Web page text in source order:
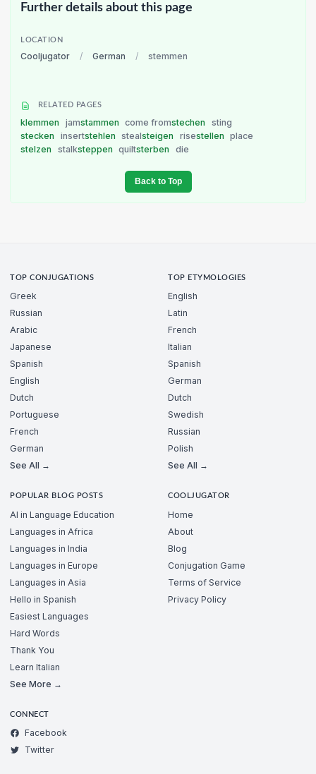
Further details about this page
LOCATION
Cooljugator / German / stemmen
RELATED PAGES
klemmen jamstammen come fromstechen
sting
stecken
insertstehlen stealsteigen risestellen
place
stelzen
stalksteppen quiltsterben die
Back to Top
TOP CONJUGATIONS
Greek
Russian
Arabic
Japanese
Spanish
English
Dutch
Portuguese
French
German
See All →
TOP ETYMOLOGIES
English
Latin
French
Italian
Spanish
German
Dutch
Swedish
Russian
Polish
See All →
POPULAR BLOG POSTS
AI in Language Education
Languages in Africa
Languages in India
Languages in Europe
Languages in Asia
Hello in Spanish
Easiest Languages
Hard Words
Thank You
Learn Italian
See More →
COOLJUGATOR
Home
About
Blog
Conjugation Game
Terms of Service
Privacy Policy
CONNECT
Facebook
Twitter